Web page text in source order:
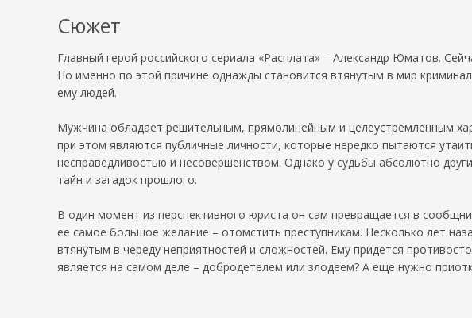
Сюжет
Главный герой российского сериала «Расплата» – Александр Юматов.
Но именно по этой причине однажды становится втянутым в мир
ему людей.
Мужчина обладает решительным, прямолинейным и целеустремленным
при этом являются публичные личности, которые нередко пытаются
несправедливостью и несовершенством. Однако у судьбы абсолютно
тайн и загадок прошлого.
В один момент из перспективного юриста он сам превращается в
ее самое большое желание – отомстить преступникам. Несколько лет
втянутым в череду неприятностей и сложностей. Ему придется
является на самом деле – добродетелем или злодеем? А еще нужно